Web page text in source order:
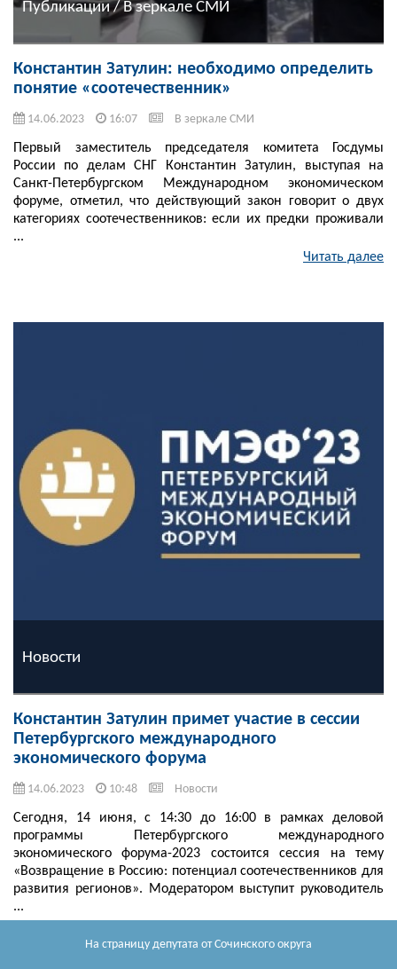
На страницу депутата от Сочинского округа
Публикации / В зеркале СМИ
Константин Затулин: необходимо определить
понятие «соотечественник»
14.06.2023 16:07 В зеркале СМИ
Первый заместитель председателя комитета Госдумы
России по делам СНГ Константин Затулин, выступая на
Санкт-Петербургском Международном экономическом
форуме, отметил, что действующий закон говорит о двух
категориях соотечественников: если их предки проживали
...
Читать далее
Новости
Константин Затулин примет участие в сессии
Петербургского международного
экономического форума
14.06.2023 10:48 Новости
Сегодня, 14 июня, с 14:30 до 16:00 в рамках деловой
программы Петербургского международного
экономического форума-2023 состоится сессия на тему
«Возвращение в Россию: потенциал соотечественников для
развития регионов». Модератором выступит руководитель
...